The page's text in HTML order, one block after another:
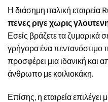
Η διάσημη ιταλική εταιρεία
πενες ριγε χωρις
Εσείς βράζετε τα ζυμαρικά
γρήγορα ένα πεντανόστιμο
προσφέρει μια ιδανική και
άνθρωπο με κοιλιοκάκη.
Επίσης, η εταιρεία